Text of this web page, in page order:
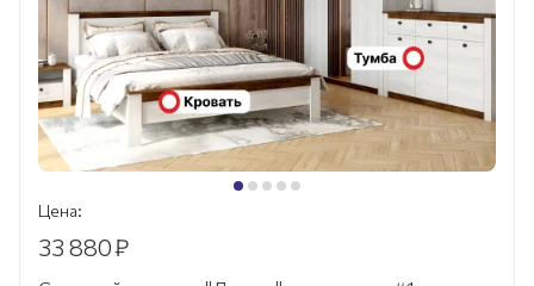
Цена:
33 880₽